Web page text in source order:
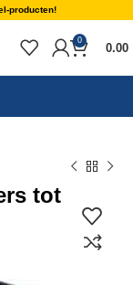
producten!
0
0.00
tot